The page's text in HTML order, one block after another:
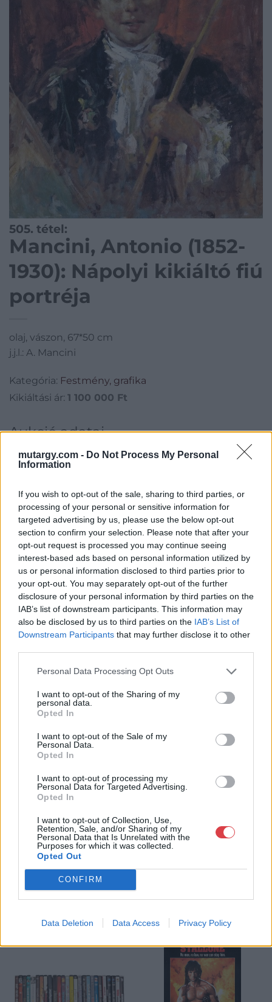
mutargy.com - Do Not Process My Personal
Information
If you wish to opt-out of the sale, sharing to third parties, or
processing of your personal or sensitive information for
targeted advertising by us, please use the below opt-out
section to confirm your selection. Please note that after your
opt-out request is processed you may continue seeing
interest-based ads based on personal information utilized by
us or personal information disclosed to third parties prior to
your opt-out. You may separately opt-out of the further
disclosure of your personal information by third parties on the
IAB’s list of downstream participants. This information may
also be disclosed by us to third parties on the IAB’s List of
Downstream Participants that may further disclose it to other
Personal Data Processing Opt Outs
I want to opt-out of the Sharing of my
personal data.
Opted In
I want to opt-out of the Sale of my
Personal Data.
Opted In
I want to opt-out of processing my
Personal Data for Targeted Advertising.
Opted In
I want to opt-out of Collection, Use,
Retention, Sale, and/or Sharing of my
Personal Data that Is Unrelated with the
Purposes for which it was collected.
Opted Out
CONFIRM
Data Deletion Data Access Privacy Policy
505. tétel:
Mancini, Antonio (1852-
1930): Nápolyi kikiáltó fiú
portréja
olaj, vászon, 67*50 cm
j.j.l.: A. Mancini
Kategória: Festmény, grafika
Kikiáltási ár: 1 100 000 Ft
Aukció adatai
Aukció neve:220. 19- 20. századi festmények
Aukció dátuma: 2016.12.14
Aukció ideje: 17:00
Aukció helye: Budapest, Balaton utca 8.
Tételszám: 505
Eladó adatai
Eladó:Nagyházi Galéria és
Aukciósház
Cím: Müller Márta
Nagyházi Galéria és Aukciósház
1055 Budapest, Balaton utca 8.
Telefon: +361 475 6000 +361
Bemutatkozás: Magas színvonalú festmények és műtárgyak,
bútorok, szőnyegek, üveg, porcelán és ezüst tárgyak, ékszerek,
néprajzi tárgyak értékesítése és aukcionálása. Hagyatékok és
a tárgyfelvétel folyamatos.
KAPCSOLÓDÓ MŰTÁRGYAK